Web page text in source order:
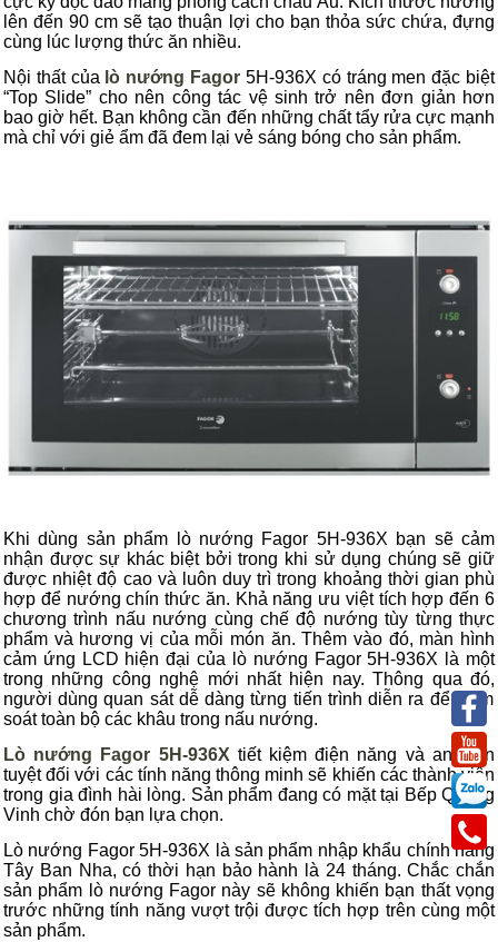
lên đến 90 cmsẽtạo thuận lợi cho bạn thỏa sức chứa, đựng
cùng lúc lượng thức ăn nhiều.
Nội thất của lò nướng Fagor 5H-936X có tráng men đặc biệt
“Top Slide” cho nên công tác vệ sinh trở nên đơn giản hơn
bao giờ hết. Bạn không cần đến những chất tẩy rửa cực mạnh
mà chỉ với giẻ ẩm đã đem lại vẻ sáng bóng cho sản phẩm.
Khi dùng sản phẩm lò nướng Fagor 5H-936X bạn sẽ cảm
nhận được sự khác biệt bởi trong khi sử dụng chúngsẽgiữ
được nhiệt độ cao và luôn duy trì trong khoảng thời gian phù
hợp để nướng chín thức ăn. Khả năng ưu việt tích hợp đến 6
chương trình nấu nướng cùng chế độ nướng tùy từng thực
phẩm và hương vị của mỗi món ăn. Thêm vào đó, màn hình
cảm ứng LCD hiện đạicủa lò nướng Fagor 5H-936X là một
trong những công nghệ mới nhất hiện nay. Thông qua đó,
người dùng quan sát dễ dàng từng tiến trình diễn ra để kiểm
soát toàn bộ các khâu trong nấu nướng.
Lò nướng Fagor 5H-936X tiết kiệm điện năng và an toàn
tuyệt đối với các tính năng thông minh sẽ khiến các thành viên
trong gia đình hài lòng. Sản phẩm đang có mặt tại Bếp Quang
Vinh chờ đón bạn lựa chọn.
Lò nướng Fagor 5H-936X là sản phẩm nhập khẩu chính hãng
Tây Ban Nha, có thời hạn bảo hành là 24 tháng. Chắc chắn
sản phẩm lò nướng Fagor này sẽ không khiến bạn thất vọng
trước những tính năng vượt trội được tích hợp trên cùng một
sản phẩm.